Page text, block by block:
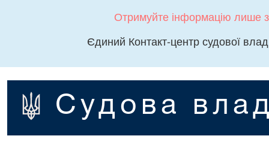
Отримуйте інформацію лише
Єдиний Контакт-центр судової
Судова